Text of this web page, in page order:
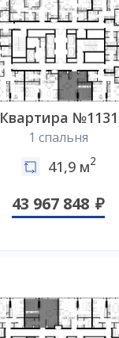
Квартира №1131
1 спальня
41,9 м2
43 967 848